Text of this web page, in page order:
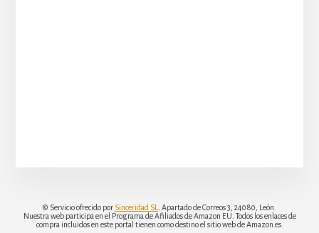
© Servicio ofrecido por Sinceridad SL
. Apartado de Correos 3, 24080, León.
Nuestra web participa en el Programa de Afiliados de Amazon EU. Todos los enlaces de
compra incluidos en este portal tienen como destino el sitio web de Amazon.es.